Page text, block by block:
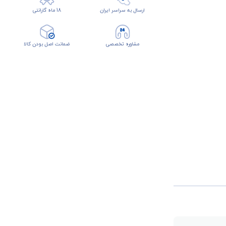
ارسال به سراسر ایران 18 ماه گارانتی
مشاوره تخصصی ضمانت اصل بودن کالا